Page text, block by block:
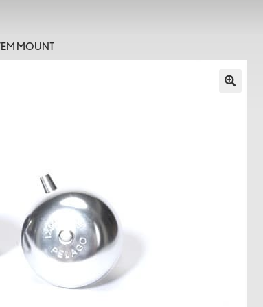
Funktionalität, Schönheit. Pelago-Fahrräder
konzipiert. Wir entwerfen und produzieren
Montageanleitung
B2B & Händler werden
MOUNT